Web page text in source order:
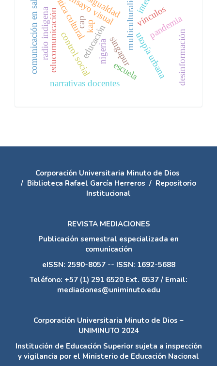
ensayo visual
singapur
control social
multiculturalidad
utopía urbana
crítica cultural
narrativas docentes
vínculos
pandemia
desinformación
educomunicación escuela
educación
radio indigena cap
comunicación en salud kap
nigeria
Corporación Universitaria Minuto de Dios
/ Biblioteca Rafael García Herreros / Repositorio
Institucional
REVISTA MEDIACIONES
Publicación semestral especializada en
comunicación
eISSN: 2590-8057 -- ISSN: 1692-5688
Teléfono: +57 (1) 291 6520 Ext. 6537 / Email:
mediaciones@uniminuto.edu
Corporación Universitaria Minuto de Dios –
UNIMINUTO 2024
Institución de Educación Superior sujeta a inspección
y vigilancia por el Ministerio de Educación Nacional